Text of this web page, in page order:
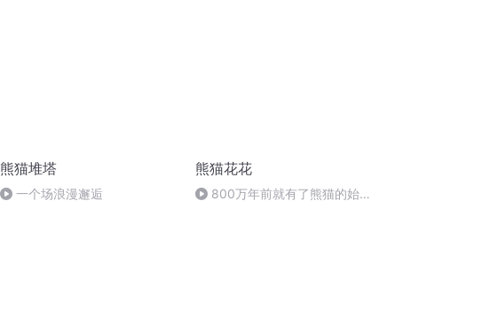
熊猫堆塔
一个场浪漫邂逅
熊猫花花
800万年前就有了熊猫的始祖